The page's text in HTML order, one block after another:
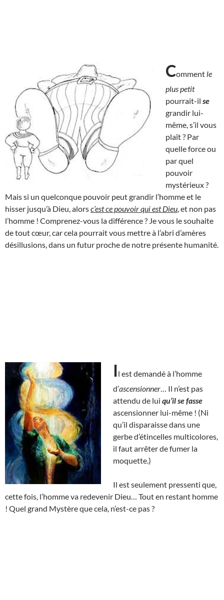
Comment le
plus petit
pourrait-il se
grandir lui-
même, s’il vous
plaît ? Par
quelle force ou
par quel
pouvoir
mystérieux ?
Mais si un quelconque pouvoir peut grandir l’homme et le
hisser jusqu’à Dieu, alorsc’est ce pouvoir qui est Dieu , et non pas
l’homme ! Comprenez-vous la différence ? Je vous le souhaite
de tout cœur, car cela pourrait vous mettre à l’abri d’amères
désillusions, dans un futur proche de notre présente humanité.
Il est demandé à l’homme
d’ascensionner … Il n’est pas
attendu de lui qu’il se fasse
ascensionner lui-même ! (Ni
qu’il disparaisse dans une
gerbe d’étincelles multicolores,
il faut arrêter de fumer la
moquette.)
Il est seulement pressenti que,
cette fois, l’homme va redevenir Dieu… Tout en restant homme
! Quel grand Mystère que cela, n’est-ce pas ?